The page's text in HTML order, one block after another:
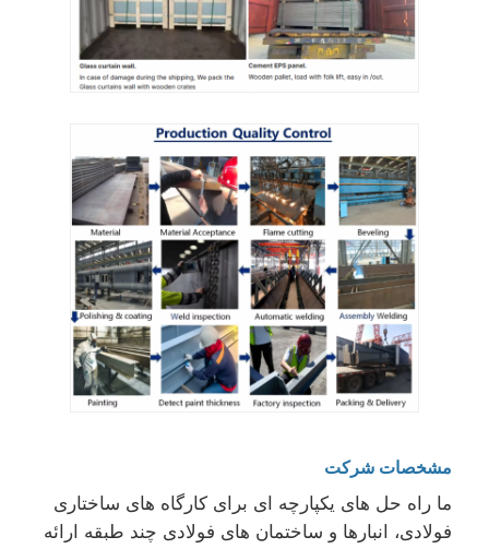
مشخصات شرکت
ما راه حل های یکپارچه ای برای کارگاه های ساختاری
فولادی، انبارها و ساختمان های فولادی چند طبقه ارائه